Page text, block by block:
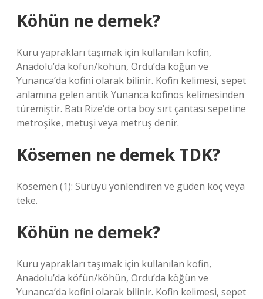
Köhün ne demek?
Kuru yaprakları taşımak için kullanılan kofin,
Anadolu’da köfün/köhün, Ordu’da köğün ve
Yunanca’da kofini olarak bilinir. Kofin kelimesi, sepet
anlamına gelen antik Yunanca kofinos kelimesinden
türemiştir. Batı Rize’de orta boy sırt çantası sepetine
metroşike, metuşi veya metruş denir.
Kösemen ne demek TDK?
Kösemen (1): Sürüyü yönlendiren ve güden koç veya
teke.
Köhün ne demek?
Kuru yaprakları taşımak için kullanılan kofin,
Anadolu’da köfün/köhün, Ordu’da köğün ve
Yunanca’da kofini olarak bilinir. Kofin kelimesi, sepet